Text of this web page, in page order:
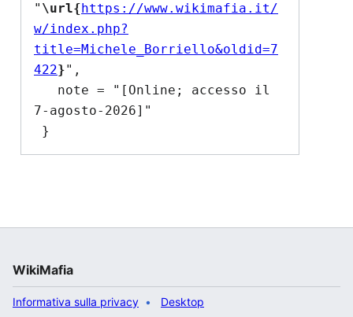
" \url{https://www.wikimafia.it/
w/index.php?
title=Michele_Borriello&oldid=7
422}",
7-agosto-2026]"
WikiMafia
Informativa sulla privacy Desktop